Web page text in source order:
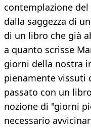
contemplazione
dalla saggezza di
di un libro che già
a quanto scrisse
giorni della nostra
pienamente vissuti
passato con un
nozione di "giorni
necessario